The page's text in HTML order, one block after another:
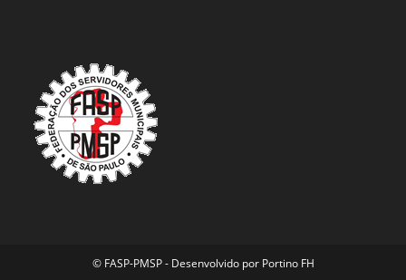
© FASP-PMSP - Desenvolvido por Portino FH